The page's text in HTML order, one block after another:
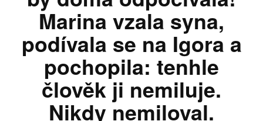
Marina vzala syna,
podívala se na Igora a
pochopila: tenhle
člověk ji nemiluje.
Nikdy nemiloval.